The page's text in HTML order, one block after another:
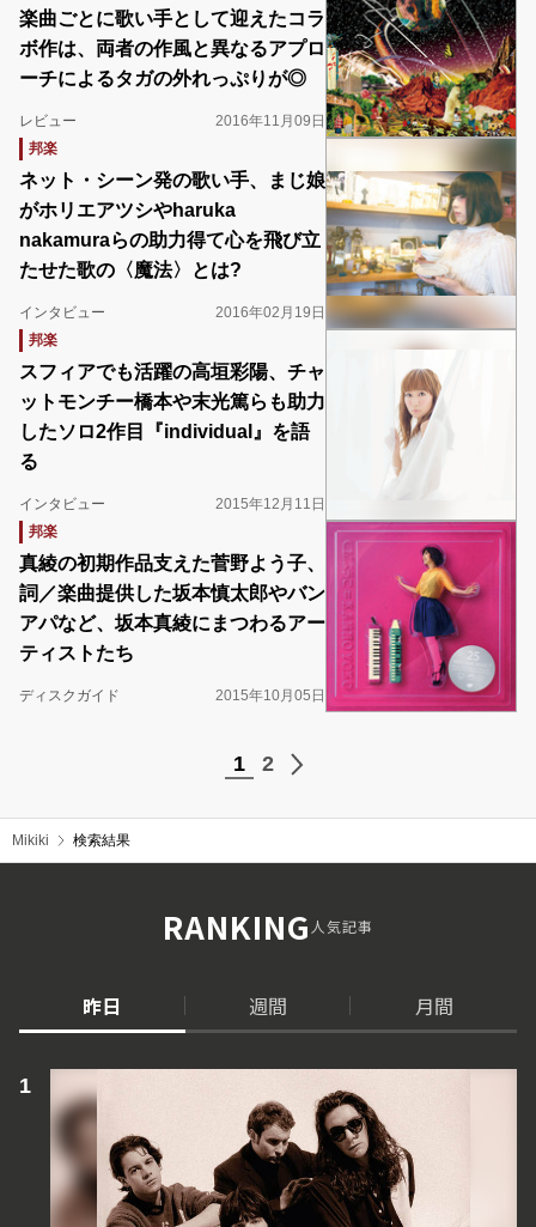
楽曲ごとに歌い手として迎えたコラ
ボ作は、両者の作風と異なるアプロ
ーチによるタガの外れっぷりが◎
レビュー
2016年11月09日
邦楽
ネット・シーン発の歌い手、まじ娘
がホリエアツシやharuka
nakamuraらの助力得て心を飛び立
たせた歌の〈魔法〉とは?
インタビュー
2016年02月19日
邦楽
スフィアでも活躍の高垣彩陽、チャ
ットモンチー橋本や末光篤らも助力
したソロ2作目『individual』を語
る
インタビュー
2015年12月11日
邦楽
真綾の初期作品支えた菅野よう子、
詞／楽曲提供した坂本慎太郎やバン
アパなど、坂本真綾にまつわるアー
ティストたち
ディスクガイド 2015年10月05日
1 2
Mikiki 検索結果
RANKING人気記事
昨日 週間 月間